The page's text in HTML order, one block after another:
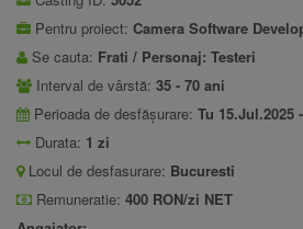
Pentru proiect: Camera Software
Se cauta: Frati / Personaj: Testeri
Interval de vârstă: 35 - 70 ani
Perioada de desfășurare: Tu 15.Jul.2025
Durata: 1 zi
Locul de desfasurare: Bucuresti
Remuneratie: 400 RON/zi NET